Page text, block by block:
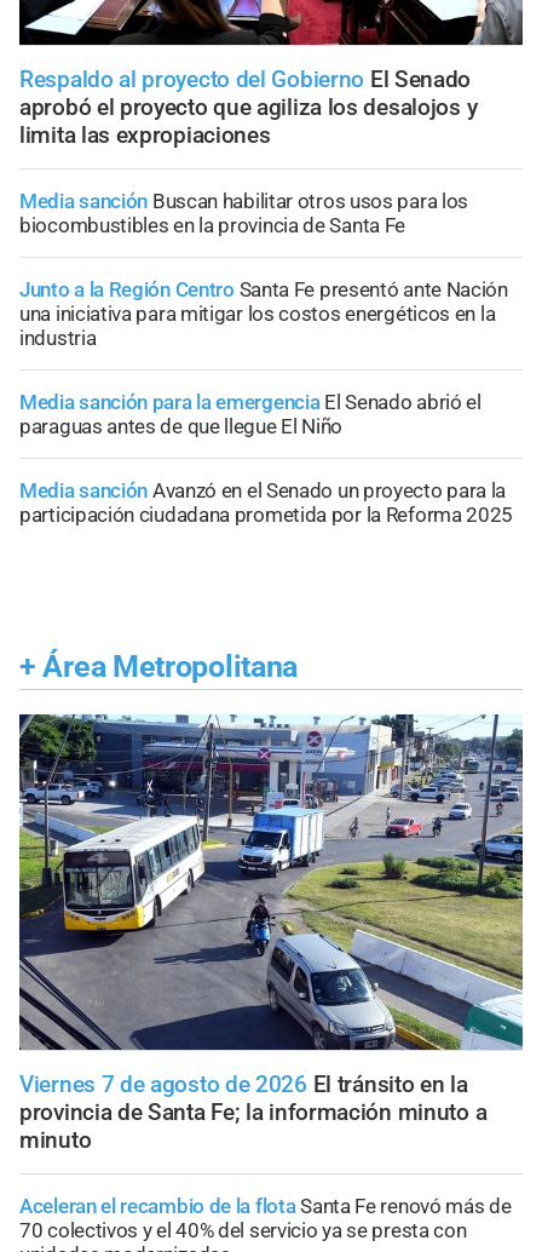
Respaldo al proyecto del Gobierno El Senado
aprobó el proyecto que agiliza los desalojos y
limita las expropiaciones
Media sanción Buscan habilitar otros usos para los
biocombustibles en la provincia de Santa Fe
Junto a la Región Centro Santa Fe presentó ante Nación
una iniciativa para mitigar los costos energéticos en la
industria
Media sanción para la emergencia El Senado abrió el
paraguas antes de que llegue El Niño
Media sanción Avanzó en el Senado un proyecto para la
participación ciudadana prometida por la Reforma 2025
+ Área Metropolitana
Viernes 7 de agosto de 2026 El tránsito en la
provincia de Santa Fe; la información minuto a
minuto
Aceleran el recambio de la flotaSanta Fe renovó más de
70 colectivos y el 40% del servicio ya se presta con